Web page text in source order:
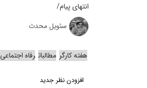
انتهای پیام/
سئویل محدث
هفته کارگر مطالبات رفاه اجتماعی
افزودن نظر جدید